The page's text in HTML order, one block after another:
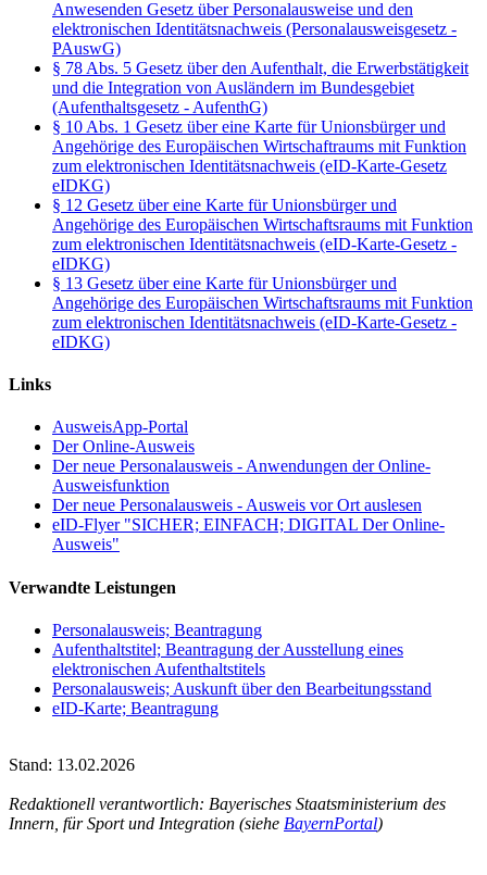
Anwesenden Gesetz über Personalausweise und den
elektronischen Identitätsnachweis (Personalausweisgesetz -
PAuswG)
§ 78 Abs. 5 Gesetz über den Aufenthalt, die Erwerbstätigkeit
und die Integration von Ausländern im Bundesgebiet
(Aufenthaltsgesetz - AufenthG)
§ 10 Abs. 1 Gesetz über eine Karte für Unionsbürger und
Angehörige des Europäischen Wirtschaftraums mit Funktion
zum elektronischen Identitätsnachweis (eID-Karte-Gesetz
eIDKG)
§ 12 Gesetz über eine Karte für Unionsbürger und
Angehörige des Europäischen Wirtschaftsraums mit Funktion
zum elektronischen Identitätsnachweis (eID-Karte-Gesetz -
eIDKG)
§ 13 Gesetz über eine Karte für Unionsbürger und
Angehörige des Europäischen Wirtschaftsraums mit Funktion
zum elektronischen Identitätsnachweis (eID-Karte-Gesetz -
eIDKG)
Links
AusweisApp-Portal
Der Online-Ausweis
Der neue Personalausweis - Anwendungen der Online-
Ausweisfunktion
Der neue Personalausweis - Ausweis vor Ort auslesen
eID-Flyer "SICHER; EINFACH; DIGITAL Der Online-
Ausweis"
Verwandte Leistungen
Personalausweis; Beantragung
Aufenthaltstitel; Beantragung der Ausstellung eines
elektronischen Aufenthaltstitels
Personalausweis; Auskunft über den Bearbeitungsstand
eID-Karte; Beantragung
Stand: 13.02.2026
Redaktionell verantwortlich: Bayerisches Staatsministerium des
Innern, für Sport und Integration (siehe BayernPortal)